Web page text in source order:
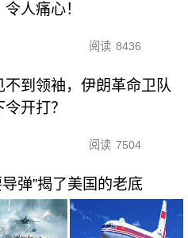
人痛心！
阅读 8436
不到领袖，伊朗革命卫队
令开打？
阅读 7504
弹”揭了美国的老底